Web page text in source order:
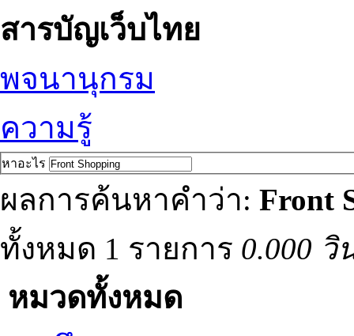
สารบัญเว็บไทย
พจนานุกรม
ความรู้
หาอะไร
ผลการค้นหาคำว่า: Front
ทั้งหมด 1 รายการ 0.000 วิ
หมวดทั้งหมด